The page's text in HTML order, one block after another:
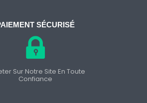
SÉCURISÉ
Sur Notre Site En Toute
Confiance